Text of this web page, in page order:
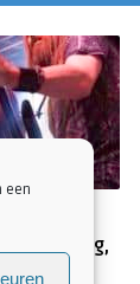
een
De Helling,